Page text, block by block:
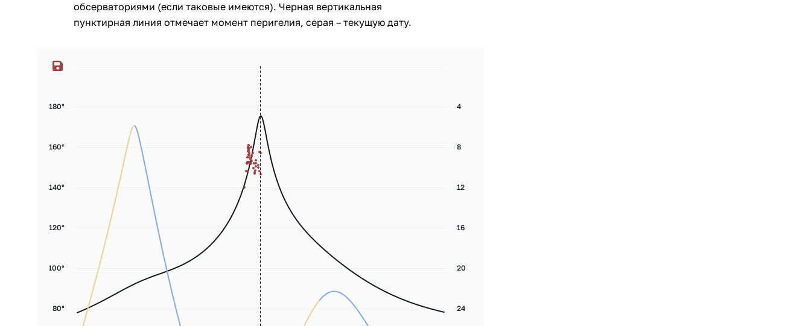
обсерваториями (если таковые имеются). Черная вертикальная
пунктирная линия отмечает момент перигелия, серая – текущую дату.
4
8
12
16
20
24
80°
100°
120°
140°
160°
180°